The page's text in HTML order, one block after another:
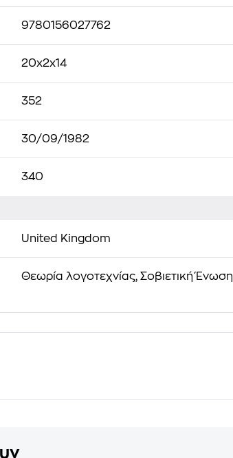
9780156027762
20x2x14
352
30/09/1982
340
United Kingdom
Θεωρία λογοτεχνίας, Σοβιετική Ένωση